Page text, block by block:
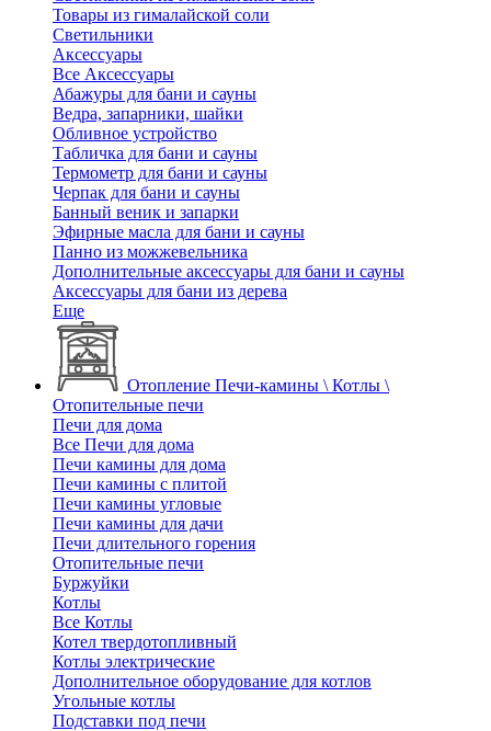
Товары из гималайской соли
Светильники
Аксессуары
Все Аксессуары
Абажуры для бани и сауны
Ведра, запарники, шайки
Обливное устройство
Табличка для бани и сауны
Термометр для бани и сауны
Черпак для бани и сауны
Банный веник и запарки
Эфирные масла для бани и сауны
Панно из можжевельника
Дополнительные аксессуары для бани и сауны
Аксессуары для бани из дерева
Еще
Отопление Печи-камины \ Котлы \
Отопительные печи
Печи для дома
Все Печи для дома
Печи камины для дома
Печи камины с плитой
Печи камины угловые
Печи камины для дачи
Печи длительного горения
Отопительные печи
Буржуйки
Котлы
Все Котлы
Котел твердотопливный
Котлы электрические
Дополнительное оборудование для котлов
Угольные котлы
Подставки под печи